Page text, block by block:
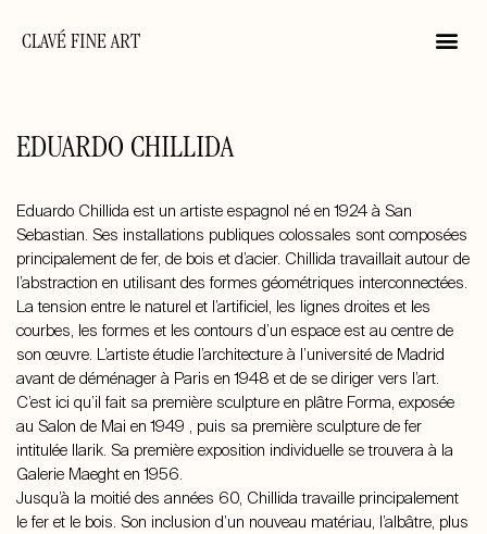
CLAVÉ FINE ART
EDUARDO CHILLIDA
Eduardo Chillida est un artiste espagnol né en 1924 à San
Sebastian. Ses installations publiques colossales sont composées
principalement de fer, de bois et d’acier. Chillida travaillait autour de
l’abstraction en utilisant des formes géométriques interconnectées.
La tension entre le naturel et l’artificiel, les lignes droites et les
courbes, les formes et les contours d’un espace est au centre de
son œuvre. L’artiste étudie l’architecture à l’université de Madrid
avant de déménager à Paris en 1948 et de se diriger vers l’art.
C’est ici qu’il fait sa première sculpture en plâtre Forma, exposée
au Salon de Mai en 1949 , puis sa première sculpture de fer
intitulée Ilarik. Sa première exposition individuelle se trouvera à la
Galerie Maeght en 1956.
Jusqu’à la moitié des années 60, Chillida travaille principalement
le fer et le bois. Son inclusion d’un nouveau matériau, l’albâtre, plus